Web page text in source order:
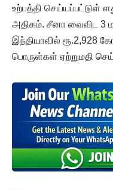
உற்பத்தி செய்யப்பட்டுள்
அதிகம். சீனா வைவிட 3
இந்தியாவில் ரூ.2,928
பொருள்கள் ஏற்றுமதி